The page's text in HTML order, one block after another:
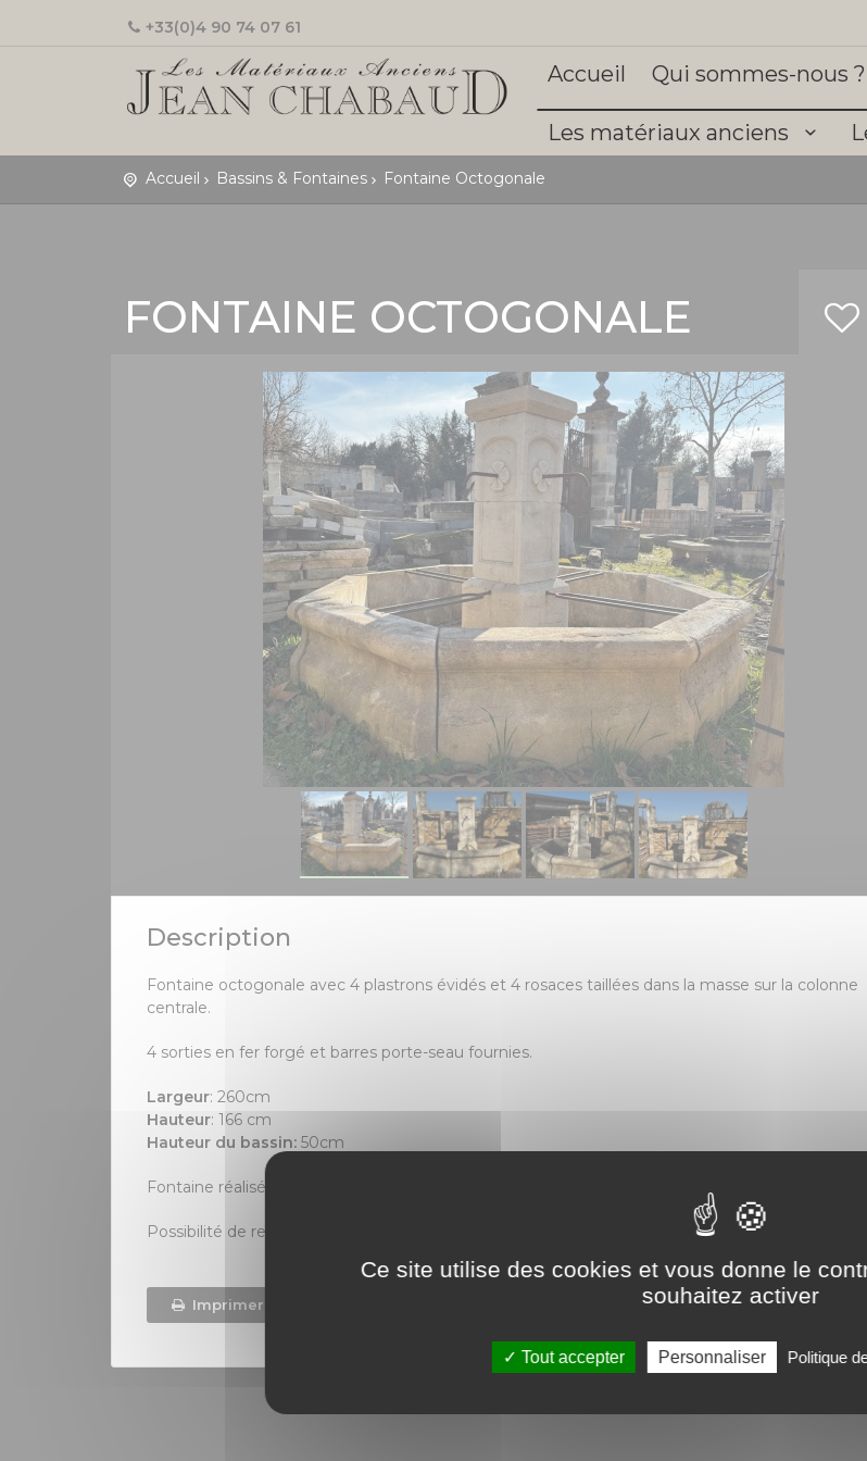
+33(0)4 90 74 07 61
Accueil Qui sommes-nous ?
Les matériaux anciens
Accueil Bassins & Fontaines Fontaine Octogonale
FONTAINE OCTOGONALE
Description
Fontaine octogonale avec 4 plastrons évidés et 4 rosaces taillées dans la masse sur la colonne
centrale.
4 sorties en fer forgé et barres porte-seau fournies.
Largeur: 260cm
Hauteur: 166 cm
Hauteur du bassin: 50cm
Fontaine réalisée dans nos ateliers à partir de pierre Française.
Possibilité de reproduction avec des dimensions personnalisées.
Imprimer
Ce site utilise des cookies et vous donne le
souhaitez activer
Tout accepter Personnaliser Politique